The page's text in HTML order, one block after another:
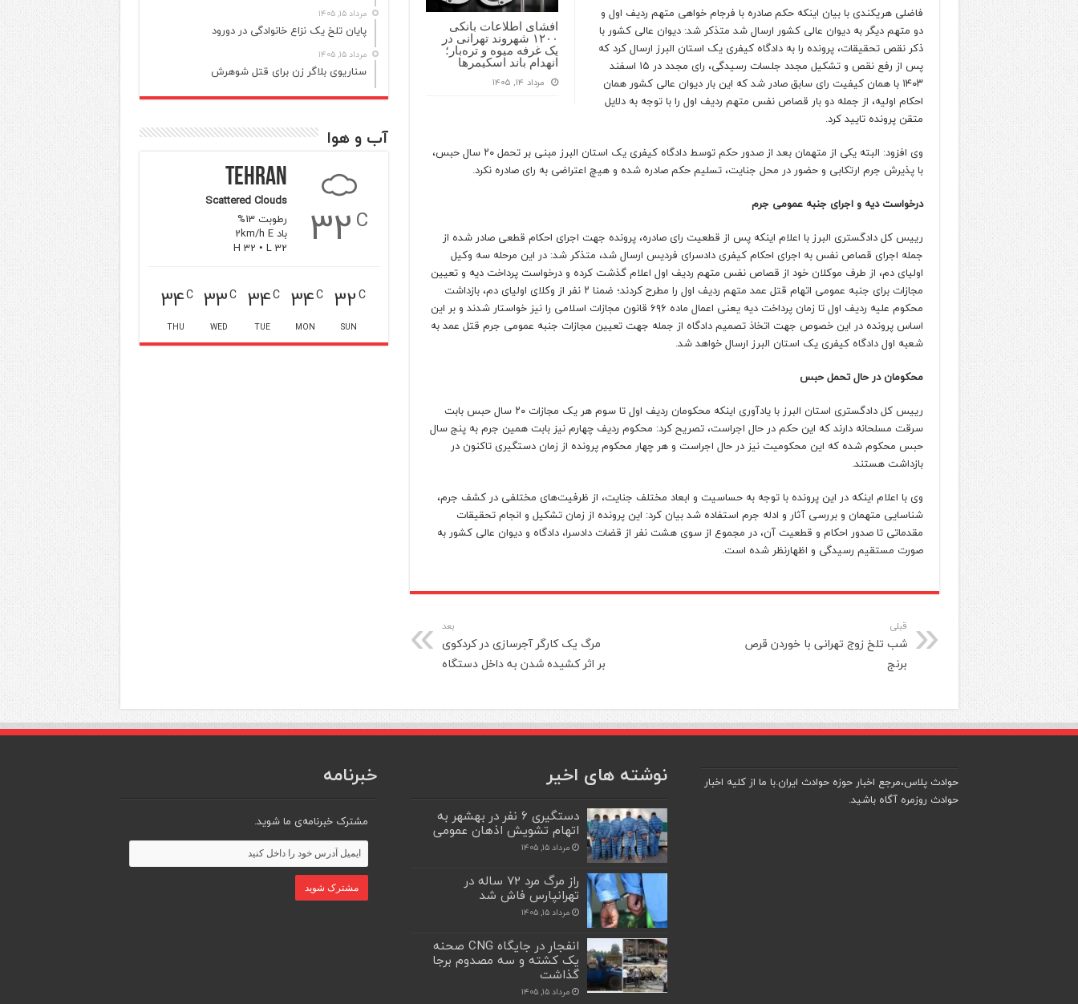
افشای اطلاعات بانکی
۱۲۰۰ شهروند تهرانی در
یک غرفه میوه و تره‌بار؛
انهدام باند اسکیمرها
مرداد ۱۴, ۱۴۰۵
فاضلی هریکندی با بیان اینکه حکم صادره با فرجام خواهی متهم ردیف اول و
دو متهم دیگر به دیوان عالی کشور ارسال شد متذکر شد: دیوان عالی کشور با
ذکر نقص تحقیقات، پرونده را به دادگاه کیفری یک استان البرز ارسال کرد که
پس از رفع نقص و تشکیل مجدد جلسات رسیدگی، رای مجدد در ۱۵ اسفند
۱۴۰۳ با همان کیفیت رای سابق صادر شد که این بار دیوان عالی کشور همان
احکام اولیه، از جمله دو بار قصاص نفس متهم ردیف اول را با توجه به دلایل
متقن پرونده تایید کرد.
وی افزود: البته یکی از متهمان بعد از صدور حکم توسط دادگاه کیفری یک استان البرز مبنی بر تحمل ۲۰ سال حبس،
با پذیرش جرم ارتکابی و حضور در محل جنایت، تسلیم حکم صادره شده و هیچ اعتراضی به رای صادره نکرد.
درخواست دیه و اجرای جنبه عمومی جرم
رییس کل دادگستری البرز با اعلام اینکه پس از قطعیت رای صادره، پرونده جهت اجرای احکام قطعی صادر شده از
جمله اجرای قصاص نفس به اجرای احکام کیفری دادسرای فردیس ارسال شد، متذکر شد: در این مرحله سه وکیل
اولیای دم، از طرف موکلان خود از قصاص نفس متهم ردیف اول اعلام گذشت کرده و درخواست پرداخت دیه و تعیین
مجازات برای جنبه عمومی اتهام قتل عمد متهم ردیف اول را مطرح کردند؛ ضمنا ۲ نفر از وکلای اولیای دم، بازداشت
محکوم علیه ردیف اول تا زمان پرداخت دیه یعنی اعمال ماده ۶۹۶ قانون مجازات اسلامی را نیز خواستار شدند و بر این
اساس پرونده در این خصوص جهت اتخاذ تصمیم دادگاه از جمله جهت تعیین مجازات جنبه عمومی جرم قتل عمد به
شعبه اول دادگاه کیفری یک استان البرز ارسال خواهد شد.
محکومان در حال تحمل حبس
رییس کل دادگستری استان البرز با یادآوری اینکه محکومان ردیف اول تا سوم هر یک مجازات ۲۰ سال حبس بابت
سرقت مسلحانه دارند که این حکم در حال اجراست، تصریح کرد: محکوم ردیف چهارم نیز بابت همین جرم به پنج سال
حبس محکوم شده که این محکومیت نیز در حال اجراست و هر چهار محکوم پرونده از زمان دستگیری تاکنون در
بازداشت هستند.
وی با اعلام اینکه در این پرونده با توجه به حساسیت و ابعاد مختلف جنایت، از ظرفیت‌های مختلفی در کشف جرم،
شناسایی متهمان و بررسی آثار و ادله جرم استفاده شد بیان کرد: این پرونده از زمان تشکیل و انجام تحقیقات
مقدماتی تا صدور احکام و قطعیت آن، در مجموع از سوی هشت نفر از قضات دادسرا، دادگاه و دیوان عالی کشور به
صورت مستقیم رسیدگی و اظهارنظر شده است.
قبلی
شب تلخ زوج تهرانی با خوردن قرص
برنج
بعد
مرگ یک کارگر آجرسازی در کردکوی
بر اثر کشیده شدن به داخل دستگاه
مرداد ۱۵, ۱۴۰۵
پایان تلخ یک نزاع خانوادگی در دورود
مرداد ۱۵, ۱۴۰۵
سناریوی بلاگر زن برای قتل شوهرش
آب و هوا
32C
Tehran
Scattered Clouds
رطوبت 13%
باد 2km/h E
H 32 • L 32
32C
SUN
34C
MON
34C
TUE
33C
WED
34C
THU
حوادث پلاس،مرجع اخبار حوزه حوادث ایران.با ما از کلیه اخبار
حوادث روزمره آگاه باشید.
نوشته های اخیر
دستگیری ۶ نفر در بهشهر به
اتهام تشویش اذهان عمومی
مرداد ۱۵, ۱۴۰۵
راز مرگ مرد ۷۲ ساله در
تهرانپارس فاش شد
مرداد ۱۵, ۱۴۰۵
انفجار در جایگاه CNG صحنه
یک کشته و سه مصدوم برجا
گذاشت
مرداد ۱۵, ۱۴۰۵
خبرنامه
مشترک خبرنامه‌ی ما شوید.